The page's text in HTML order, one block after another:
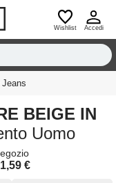
Wishlist Accedi
Jeans
Uomo
€